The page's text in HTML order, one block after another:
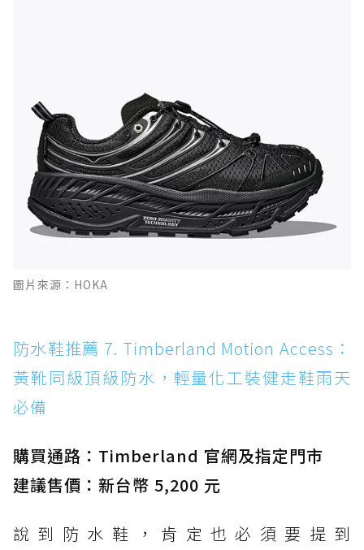
圖片來源：HOKA
防水鞋推薦 7. Timberland Motion Access：
黃靴同級頂級防水，輕量化工裝健走鞋雨天
必備
購買通路：Timberland 官網及指定門市
建議售價：新台幣 5,200 元
說到防水鞋，肯定也必須要提到